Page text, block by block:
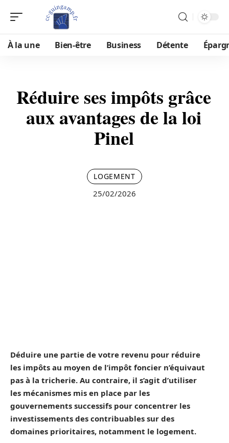
À la une Bien-être Business Détente
Réduire ses impôts grâce
aux avantages de la loi
Pinel
LOGEMENT
25/02/2026
Déduire une partie de votre revenu pour réduire
les impôts au moyen de l’impôt foncier n’équivaut
pas à la tricherie. Au contraire, il s’agit d’utiliser
les mécanismes mis en place par les
gouvernements successifs pour concentrer les
investissements des contribuables sur des
domaines prioritaires, notamment le logement.